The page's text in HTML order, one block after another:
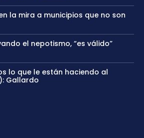
la mira a municipios que no son
el nepotismo, “es válido”
lo que le están haciendo al
Gallardo